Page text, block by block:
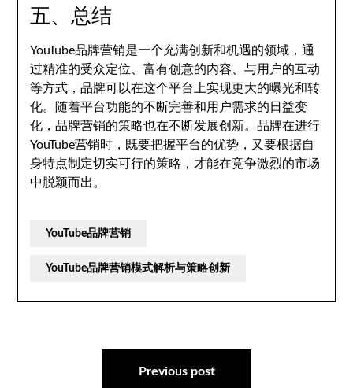
五、总结
YouTube品牌营销是一个充满创新和机遇的领域，通
过精准的受众定位、富有创意的内容、与用户的互动
等方式，品牌可以在这个平台上实现更大的曝光和转
化。随着平台功能的不断完善和用户需求的日益变
化，品牌营销的策略也在不断发展创新。品牌在进行
YouTube营销时，既要把握平台的优势，又要根据自
身特点制定切实可行的策略，才能在竞争激烈的市场
中脱颖而出。
YouTube品牌营销
YouTube品牌营销模式解析与策略创新
Previous post